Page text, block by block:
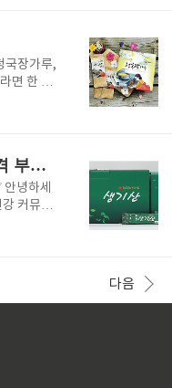
어 내가
말 매력적
? 1. 성필
의 최신
제의 강
국장가루,
면 한 번
제품은
편하게 즐
요구르트
. ✅ 이
이 누구
물·방부
진정주 진약사 생기산 효능 가격 부작용
녕하세
커뮤니
주 약국
는 ‘생기
약국에서
니다.✅
, 손발
다음